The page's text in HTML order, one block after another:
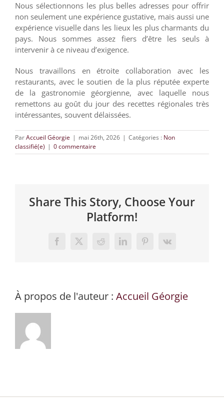
Nous sélectionnons les plus belles adresses pour offrir
non seulement une expérience gustative, mais aussi une
expérience visuelle dans les lieux les plus charmants du
pays. Nous sommes assez fiers d’être les seuls à
intervenir à ce niveau d’exigence.
Nous travaillons en étroite collaboration avec les
restaurants, avec le soutien de la plus réputée experte
de la gastronomie géorgienne, avec laquelle nous
remettons au goût du jour des recettes régionales très
intéressantes, souvent délaissées.
ParAccueil Géorgie | mai 26th, 2026 | Catégories : Non
classifié(e) | 0 commentaire
Share This Story, Choose Your
Platform!
Facebook
X RedditLinkedInPinterest
Vk
À propos de l'auteur : Accueil Géorgie